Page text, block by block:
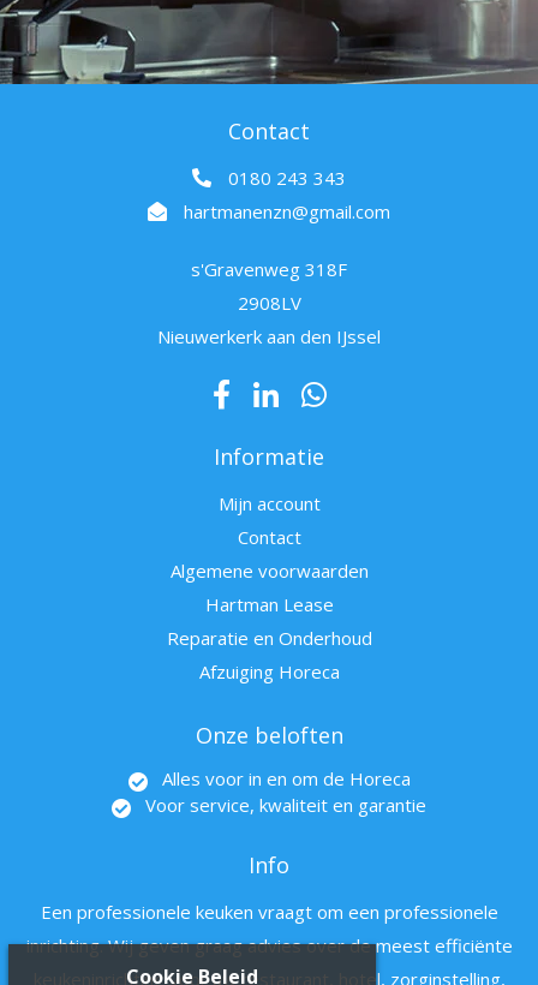
Contact
0180 243 343
hartmanenzn@gmail.com
s'Gravenweg 318F
2908LV
Nieuwerkerk aan den IJssel
Informatie
Mijn account
Contact
Algemene voorwaarden
Hartman Lease
Reparatie en Onderhoud
Afzuiging Horeca
Onze beloften
Alles voor in en om de Horeca
Voor service, kwaliteit en garantie
Info
Een professionele keuken vraagt om een professionele
inrichting. Wij geven graag advies over de meest efficiënte
keukeninrichting voor uw restaurant, hotel, zorginstelling,
Cookie Beleid